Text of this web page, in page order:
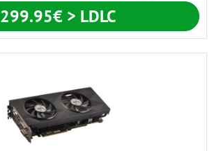
299.95€ > LDLC